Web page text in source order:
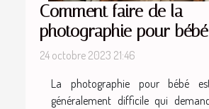
Comment faire de la
photographie pour
24 octobre 2023 21:46
La photographie pour bébé
généralement difficile qui